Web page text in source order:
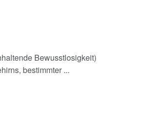
Bewusstlosigkeit)
bestimmter ...